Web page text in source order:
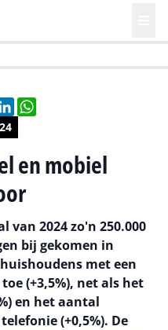
LinkedIn
en mobiel
van 2024 zo'n 250.000
bij gekomen in
met een
(+3,5%), net als het
en het aantal
(+0,5%). De